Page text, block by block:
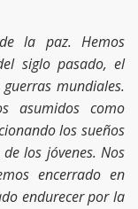
la paz. Hemos
siglo pasado, el
mundiales.
asumidos como
los sueños
los jóvenes. Nos
encerrado en
endurecer por la